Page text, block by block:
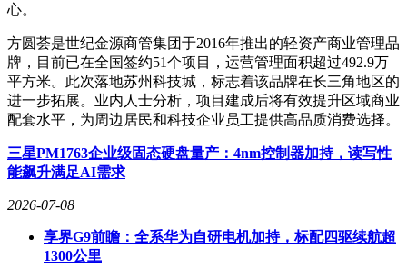
心。
方圆荟是世纪金源商管集团于2016年推出的轻资产商业管理品
牌，目前已在全国签约51个项目，运营管理面积超过492.9万
平方米。此次落地苏州科技城，标志着该品牌在长三角地区的
进一步拓展。业内人士分析，项目建成后将有效提升区域商业
配套水平，为周边居民和科技企业员工提供高品质消费选择。
三星PM1763企业级固态硬盘量产：4nm控制器加持，读写性
能飙升满足AI需求
2026-07-08
享界G9前瞻：全系华为自研电机加持，标配四驱续航超
1300公里